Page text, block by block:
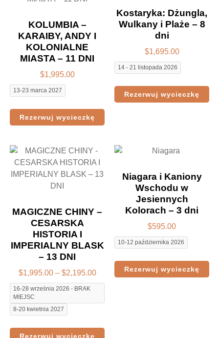
KOLUMBIA –
KARAIBY, ANDY I
KOLONIALNE
MIASTA – 11 DNI
$1,995.00
13-23 marca 2027
Rezerwuj wycieczkę
Kostaryka: Dżungla,
Wulkany i Plaże – 8
dni
$1,695.00
14 - 21 listopada 2026
Rezerwuj wycieczkę
MAGICZNE CHINY –
CESARSKA
HISTORIA I
IMPERIALNY BLASK
– 13 DNI
$1,995.00 – $2,195.00
16-28 września 2026 - BRAK
MIEJSC
8-20 kwietnia 2027
Rezerwuj wycieczkę
Niagara i Kaniony
Wschodu w
Jesiennych
Kolorach – 3 dni
$595.00
10-12 października 2026
Rezerwuj wycieczkę